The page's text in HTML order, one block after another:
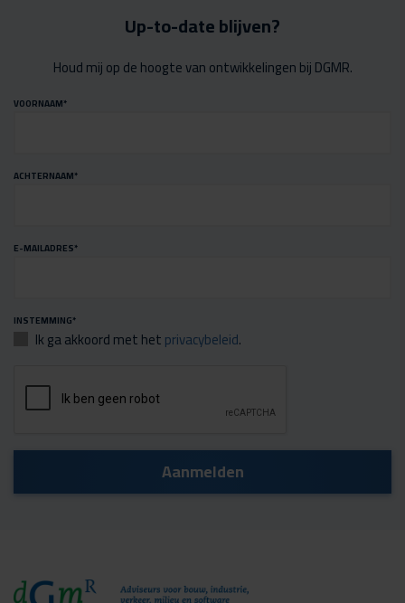
Up-to-date blijven?
Houd mij op de hoogte van ontwikkelingen bij DGMR.
VOORNAAM*
ACHTERNAAM*
E-MAILADRES*
INSTEMMING*
Ik ga akkoord met hetprivacybeleid.